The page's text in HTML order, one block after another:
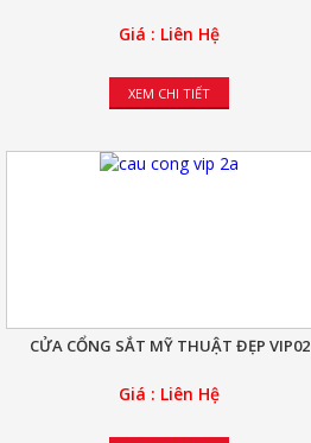
Giá : Liên Hệ
XEM CHI TIẾT
CỬA CỔNG SẮT MỸ THUẬT ĐẸP VIP02
Giá : Liên Hệ